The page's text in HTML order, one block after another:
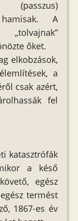
(passzus)
A
„tolvajnak”
őket.
elkobzások,
a
csak azért,
fel
katasztrófák
a késő
egész
termést
1867-es év